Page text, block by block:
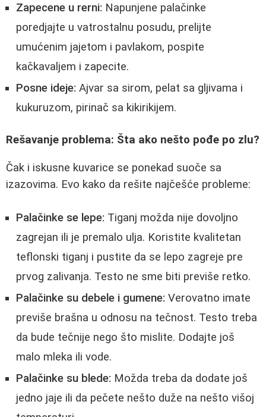
Zapecene u rerni: Napunjene palačinke
poredjajte u vatrostalnu posudu, prelijte
umućenim jajetom i pavlakom, pospite
kačkavaljem i zapecite.
Posne ideje: Ajvar sa sirom, pelat sa gljivama i
kukuruzom, pirinač sa kikirikijem.
Rešavanje problema: Šta ako nešto pođe po zlu?
Čak i iskusne kuvarice se ponekad suoče sa
izazovima. Evo kako da rešite najčešće probleme:
Palačinke se lepe: Tiganj možda nije dovoljno
zagrejan ili je premalo ulja. Koristite kvalitetan
teflonski tiganj i pustite da se lepo zagreje pre
prvog zalivanja. Testo ne sme biti previše retko.
Palačinke su debele i gumene: Verovatno imate
previše brašna u odnosu na tečnost. Testo treba
da bude tečnije nego što mislite. Dodajte još
malo mleka ili vode.
Palačinke su blede: Možda treba da dodate još
jedno jaje ili da pečete nešto duže na nešto višoj